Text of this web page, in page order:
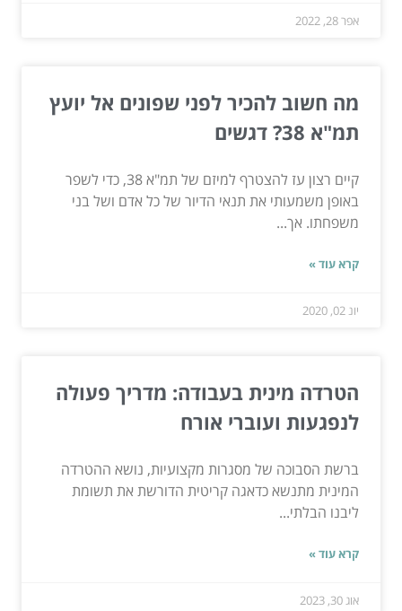
אפר 28, 2022
מה חשוב להכיר לפני שפונים אל יועץ
תמ"א 38? דגשים
קיים רצון עז להצטרף למיזם של תמ"א 38, כדי לשפר
באופן משמעותי את תנאי הדיור של כל אדם ושל בני
משפחתו. אך...
קרא עוד »
יונ 02, 2020
הטרדה מינית בעבודה: מדריך פעולה
לנפגעות ועוברי אורח
ברשת הסבוכה של מסגרות מקצועיות, נושא ההטרדה
המינית מתנשא כדאגה קריטית הדורשת את תשומת
ליבנו הבלתי...
קרא עוד »
אוג 30, 2023